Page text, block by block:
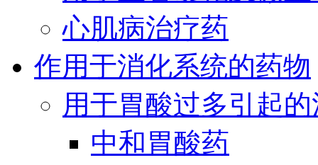
心肌病治疗药
作用于消化系统的药物
用于胃酸过多引起
中和胃酸药